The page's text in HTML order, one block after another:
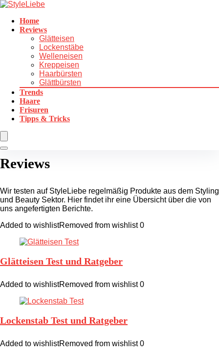
Home
Reviews
Glätteisen
Lockenstäbe
Welleneisen
Kreppeisen
Haarbürsten
Glättbürsten
Trends
Haare
Frisuren
Tipps & Tricks
Reviews
Wir testen auf StyleLiebe regelmäßig Produkte aus dem Styling
und Beauty Sektor. Hier findet ihr eine Übersicht über die von
uns angefertigten Berichte.
Added to wishlistRemoved from wishlist 0
Glätteisen Test und Ratgeber
Added to wishlistRemoved from wishlist 0
Lockenstab Test und Ratgeber
Added to wishlistRemoved from wishlist 0